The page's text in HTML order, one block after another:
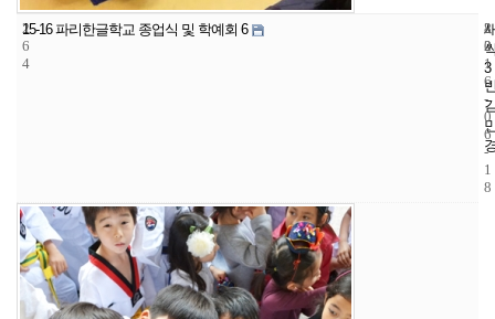
2
6
4
15-16 파리한글학교 종업식 및 학예회 6
3
8
2
2
0
1
6
-
0
6
-
1
8